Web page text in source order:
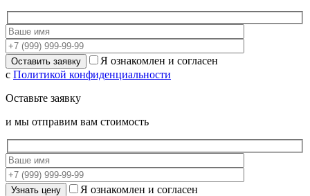
Я ознакомлен и согласен
с Политикой конфиденциальности
Оставьте заявку
и мы отправим вам стоимость
Я ознакомлен и согласен